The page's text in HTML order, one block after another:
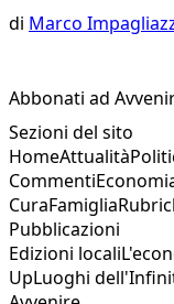
di Marco
Abbonati ad
Sezioni del sito
HomeAttualità
Commenti
CuraFamiglia
Pubblicazioni
Edizioni locali
UpLuoghi